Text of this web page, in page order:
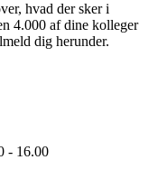
hvad der sker i
4.000 af dine kolleger
dig herunder.
- 16.00